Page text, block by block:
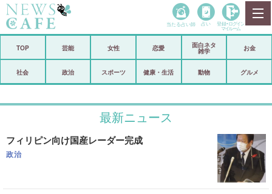
政治
スポーツ
恋愛
リリース ショップ
当たる占い師 占い 登録• ログイン
マイルーム
TOP 芸能 女性 恋愛
面白ネタ
雑学
お金
社会 政治 スポーツ 健康・生活 動物 グルメ
最新ニュース
フィリピン向け国産レーダー完成
政治